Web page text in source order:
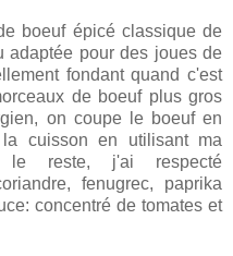
boeuf épicé classique de
adaptée pour des joues de
fondant quand c'est
de boeuf plus gros
on coupe le boeuf en
cuisson en utilisant ma
le reste, j'ai respecté
fenugrec, paprika
concentré de tomates et